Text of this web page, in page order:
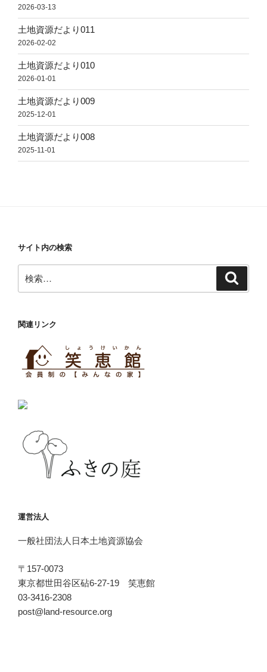
2026-03-13
土地資源だより011
2026-02-02
土地資源だより010
2026-01-01
土地資源だより009
2025-12-01
土地資源だより008
2025-11-01
サイト内の検索
索:
関連リンク
運営法人
一般社団法人日本土地資源協会
〒157-0073
東京都世田谷区砧6-27-19 笑恵館
03-3416-2308
post@land-resource.org